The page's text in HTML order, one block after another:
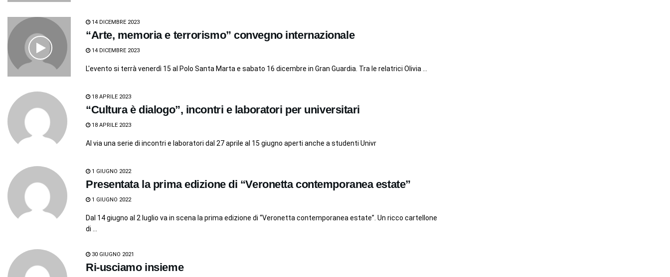
14 DICEMBRE 2023
“Arte, memoria e terrorismo” convegno internazionale
14 DICEMBRE 2023
L'evento si terrà venerdì 15 al Polo Santa Marta e sabato 16 dicembre in Gran Guardia. Tra le relatrici Olivia ...
18 APRILE 2023
“Cultura è dialogo”, incontri e laboratori per universitari
18 APRILE 2023
Al via una serie di incontri e laboratori dal 27 aprile al 15 giugno aperti anche a studenti Univr
1 GIUGNO 2022
Presentata la prima edizione di “Veronetta contemporanea estate”
1 GIUGNO 2022
Dal 14 giugno al 2 luglio va in scena la prima edizione di “Veronetta contemporanea estate”. Un ricco cartellone
di ...
30 GIUGNO 2021
Ri-usciamo insieme